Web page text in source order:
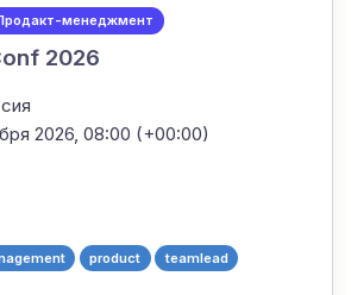
менеджмент
2026
2026, 08:00 (+00:00)
product
teamlead